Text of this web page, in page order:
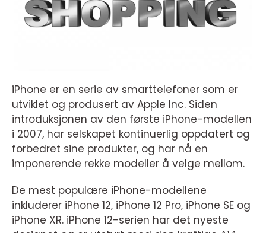
iPhone er en serie av smarttelefoner som er
utviklet og produsert av Apple Inc. Siden
introduksjonen av den første iPhone-modellen
i 2007, har selskapet kontinuerlig oppdatert og
forbedret sine produkter, og har nå en
imponerende rekke modeller å velge mellom.
De mest populære iPhone-modellene
inkluderer iPhone 12, iPhone 12 Pro, iPhone SE og
iPhone XR. iPhone 12-serien har det nyeste